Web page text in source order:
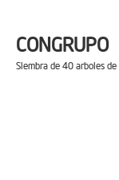
CONGRUPO
Siembra de 40 arboles de